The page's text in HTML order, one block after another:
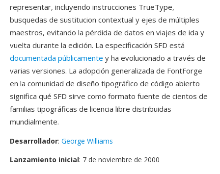
representar, incluyendo instrucciones TrueType,
busquedas de sustitucion contextual y ejes de múltiples
maestros, evitando la pérdida de datos en viajes de ida y
vuelta durante la edición. La especificación SFD está
documentada públicamente y ha evolucionado a través de
varias versiones. La adopción generalizada de FontForge
en la comunidad de diseño tipográfico de código abierto
significa qué SFD sirve como formato fuente de cientos de
familias tipográficas de licencia libre distribuidas
mundialmente.
Desarrollador: George Williams
Lanzamiento inicial: 7 de noviembre de 2000